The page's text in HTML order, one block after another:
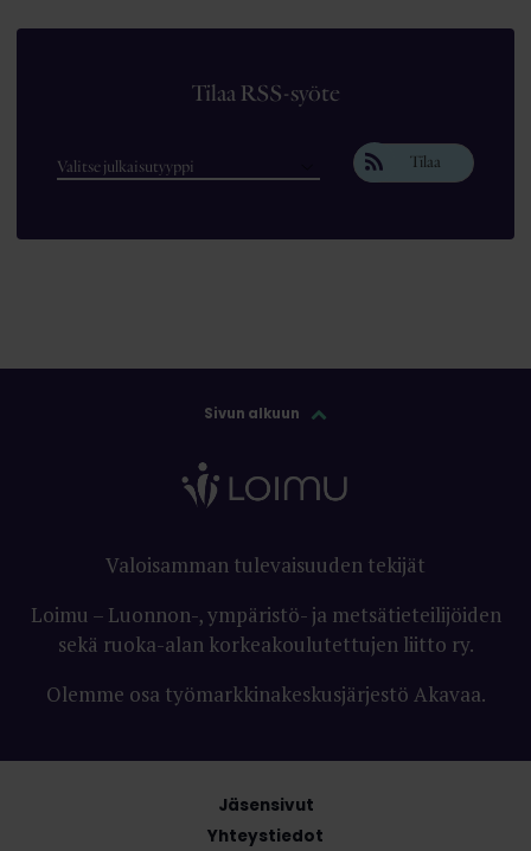
Tilaa RSS-syöte
Tilaa
Sivun alkuun
Valoisamman tulevaisuuden tekijät
Loimu – Luonnon-, ympäristö- ja metsätieteilijöiden
sekä ruoka-alan korkeakoulutettujen liitto ry.
Olemme osa työmarkkinakeskusjärjestö Akavaa.
Jäsensivut
Yhteystiedot